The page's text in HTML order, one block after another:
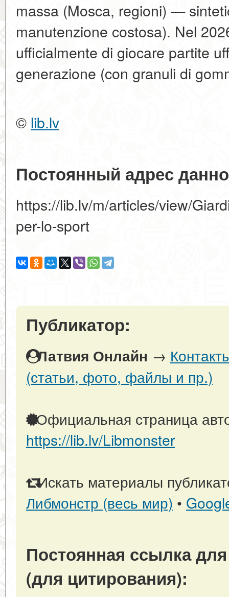
massa (Mosca, regioni) —
manutenzione costosa). Nel
ufficialmente di giocare partite
generazione (con granuli di
© lib.lv
Постоянный адрес
https://lib.lv/m/articles/view/
per-lo-sport
Публикатор:
Латвия Онлайн →
(статьи, фото, файлы и пр.)
Официальная страница
https://lib.lv/Libmonster
Искать материалы
Либмонстр (весь мир) •
Постоянная ссылка
(для цитирования):